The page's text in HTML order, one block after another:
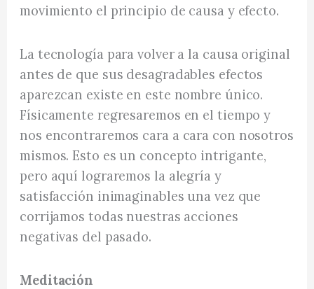
movimiento el principio de causa y efecto.
La tecnología para volver a la causa original
antes de que sus desagradables efectos
aparezcan existe en este nombre único.
Físicamente regresaremos en el tiempo y
nos encontraremos cara a cara con nosotros
mismos. Esto es un concepto intrigante,
pero aquí lograremos la alegría y
satisfacción inimaginables una vez que
corrijamos todas nuestras acciones
negativas del pasado.
Meditación